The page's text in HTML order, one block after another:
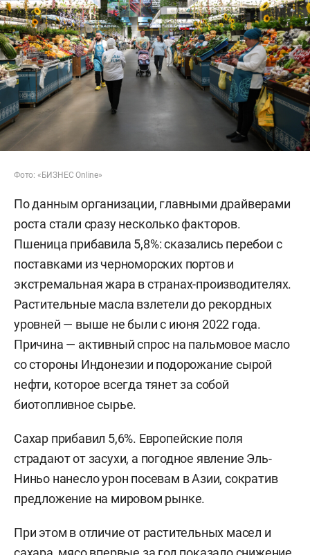
Фото: «БИЗНЕС Online»
По данным организации, главными драйверами
роста стали сразу несколько факторов.
Пшеница прибавила 5,8%: сказались перебои с
поставками из черноморских портов и
экстремальная жара в странах-производителях.
Растительные масла взлетели до рекордных
уровней — выше не были с июня 2022 года.
Причина — активный спрос на пальмовое масло
со стороны Индонезии и подорожание сырой
нефти, которое всегда тянет за собой
биотопливное сырье.
Сахар прибавил 5,6%. Европейские поля
страдают от засухи, а погодное явление Эль-
Ниньо нанесло урон посевам в Азии, сократив
предложение на мировом рынке.
При этом в отличие от растительных масел и